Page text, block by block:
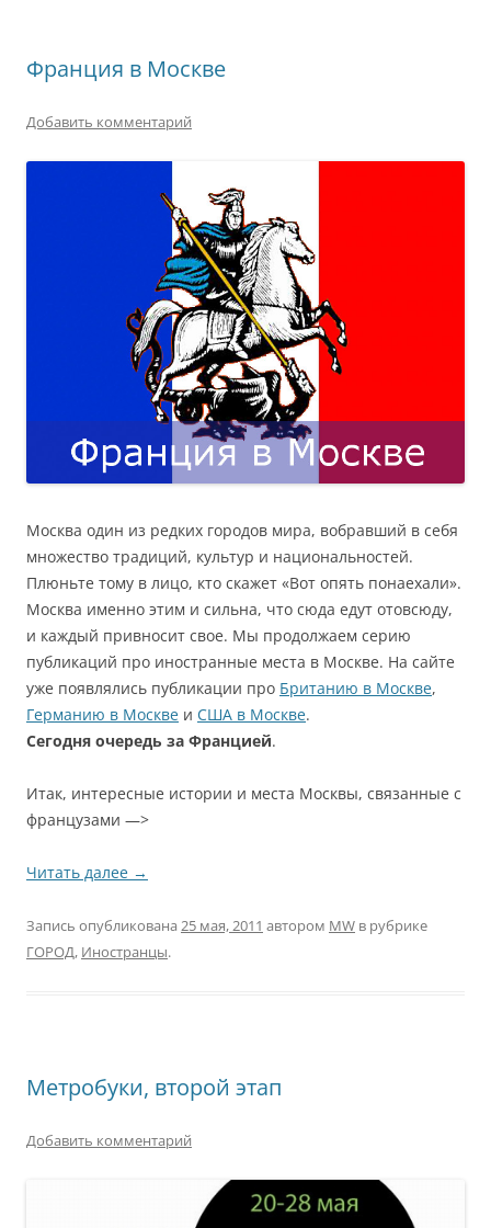
Франция в Москве
Добавить комментарий
Москва один из редких городов мира, вобравший в себя
множество традиций, культур и национальностей.
Плюньте тому в лицо, кто скажет «Вот опять понаехали».
Москва именно этим и сильна, что сюда едут отовсюду,
и каждый привносит свое. Мы продолжаем серию
публикаций про иностранные места в Москве. На сайте
уже появлялись публикации про Британию в Москве,
Германию в Москве и США в Москве.
Сегодня очередь за Францией.
Итак, интересные истории и места Москвы, связанные с
французами —>
Читать далее →
Запись опубликована 25 мая, 2011 автором MW в рубрике
ГОРОД, Иностранцы.
Метробуки, второй этап
Добавить комментарий